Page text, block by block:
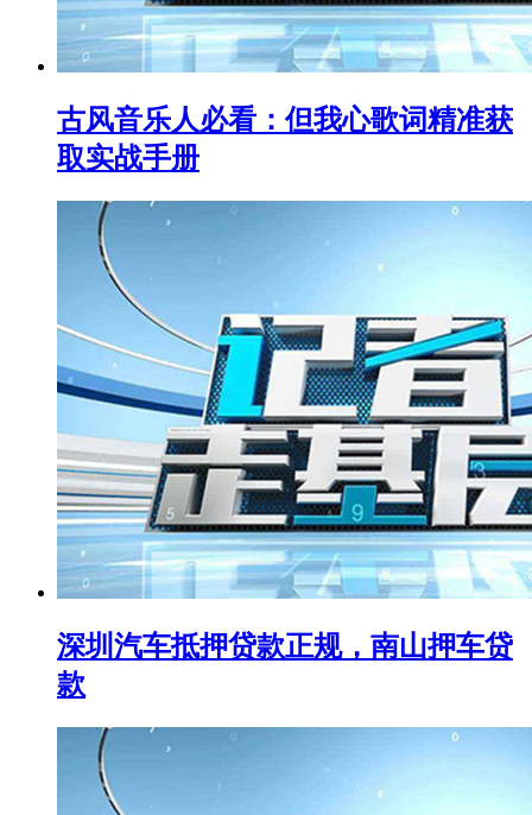
古风音乐人必看：但我心歌词精准获
取实战手册
深圳汽车抵押贷款正规，南山押车贷
款